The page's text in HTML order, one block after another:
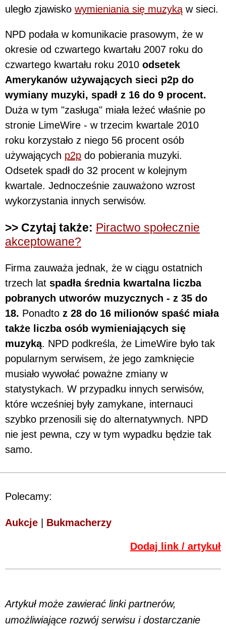
uległo zjawisko wymieniania się muzyką w sieci.
NPD podała w komunikacie prasowym, że w
okresie od czwartego kwartału 2007 roku do
czwartego kwartału roku 2010 odsetek
Amerykanów używających sieci p2p do
wymiany muzyki, spadł z 16 do 9 procent.
Duża w tym "zasługa" miała leżeć właśnie po
stronie LimeWire - w trzecim kwartale 2010
roku korzystało z niego 56 procent osób
używających p2p do pobierania muzyki.
Odsetek spadł do 32 procent w kolejnym
kwartale. Jednocześnie zauważono wzrost
wykorzystania innych serwisów.
>> Czytaj także: Piractwo społecznie
akceptowane?
Firma zauważa jednak, że w ciągu ostatnich
trzech lat spadła średnia kwartalna liczba
pobranych utworów muzycznych - z 35 do
18. Ponadto z 28 do 16 milionów spaść miała
także liczba osób wymieniających się
muzyką. NPD podkreśla, że LimeWire było tak
popularnym serwisem, że jego zamknięcie
musiało wywołać poważne zmiany w
statystykach. W przypadku innych serwisów,
które wcześniej były zamykane, internauci
szybko przenosili się do alternatywnych. NPD
nie jest pewna, czy w tym wypadku będzie tak
samo.
Polecamy:
Aukcje Bukmacherzy
Dodaj link / artykuł
Artykuł może zawierać linki partnerów,
umożliwiające rozwój serwisu i dostarczanie